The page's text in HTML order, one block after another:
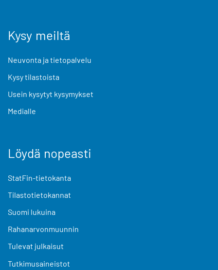
Kysy meiltä
Neuvonta ja tietopalvelu
Kysy tilastoista
Usein kysytyt kysymykset
Medialle
Löydä nopeasti
StatFin-tietokanta
Tilastotietokannat
Suomi lukuina
Rahanarvonmuunnin
Tulevat julkaisut
Tutkimusaineistot